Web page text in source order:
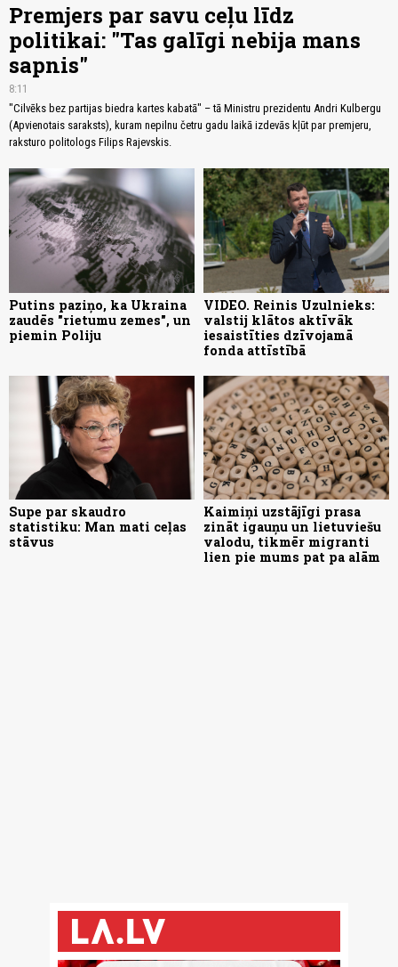
Premjers par savu ceļu līdz
politikai: "Tas galīgi nebija mans
sapnis"
8:11
"Cilvēks bez partijas biedra kartes kabatā" – tā Ministru prezidentu Andri Kulbergu
(Apvienotais saraksts), kuram nepilnu četru gadu laikā izdevās kļūt par premjeru,
raksturo politologs Filips Rajevskis.
Putins paziņo, ka Ukraina
zaudēs "rietumu zemes", un
piemin Poliju
VIDEO. Reinis Uzulnieks:
valstij klātos aktīvāk
iesaistīties dzīvojamā
fonda attīstībā
Supe par skaudro
statistiku: Man mati ceļas
stāvus
Kaimiņi uzstājīgi prasa
zināt igauņu un lietuviešu
valodu, tikmēr migranti
lien pie mums pat pa alām